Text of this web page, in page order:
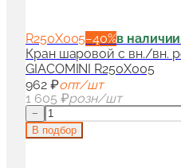
R250X005−40%в
Кран шаровой с вн./вн.
GIACOMINI R250X005
962 ₽опт/шт
1 605 ₽розн/шт
−
В подбор